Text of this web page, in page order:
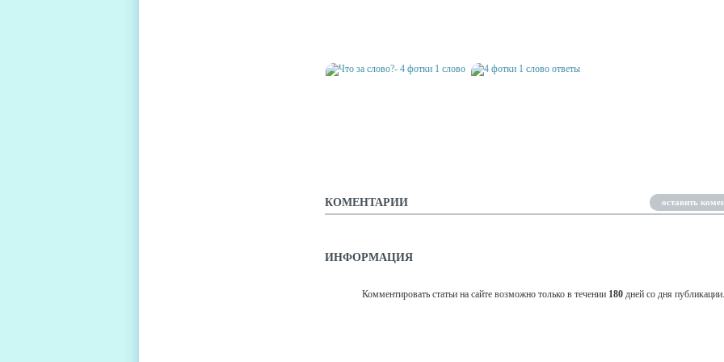
КОМЕНТАРИИ оставить
ИНФОРМАЦИЯ
Комментировать статьи на сайте возможно только в течении 180дней со дня публикации.